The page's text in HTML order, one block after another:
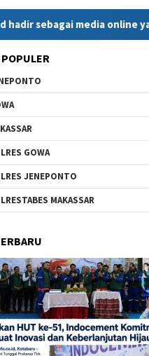
media online yang
GOWA
JENEPONTO
MAKASSAR